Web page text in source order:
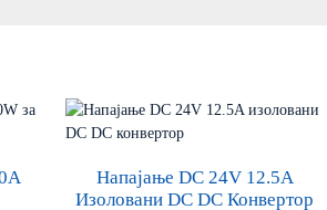
Напајање DC 24V 12.5A
Изоловани DC DC Конвертор